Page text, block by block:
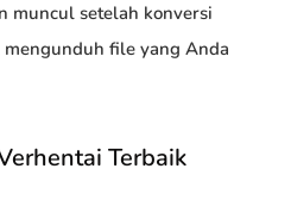
muncul setelah konversi
file yang Anda
Terbaik